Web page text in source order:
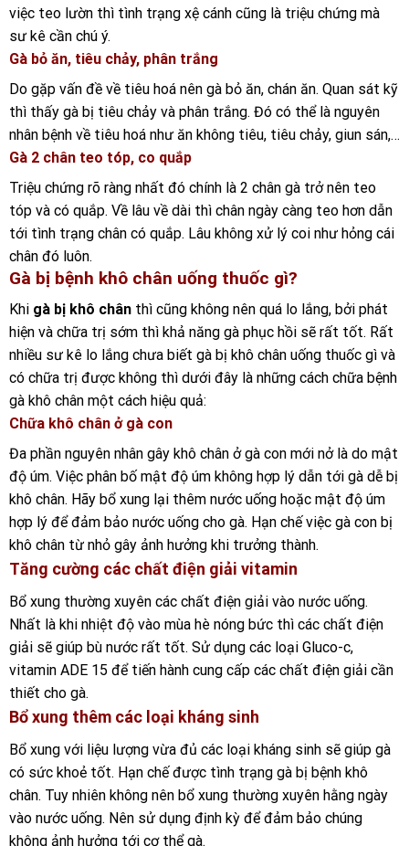
việc teo lườn thì tình trạng xệ cánh cũng là triệu chứng mà
sư kê cần chú ý.
Gà bỏ ăn, tiêu chảy, phân trắng
Do gặp vấn đề về tiêu hoá nên gà bỏ ăn, chán ăn. Quan sát kỹ
thì thấy gà bị tiêu chảy và phân trắng. Đó có thể là nguyên
nhân bệnh về tiêu hoá như ăn không tiêu, tiêu chảy, giun sán,…
Gà 2 chân teo tóp, co quắp
Triệu chứng rõ ràng nhất đó chính là 2 chân gà trở nên teo
tóp và có quắp. Về lâu về dài thì chân ngày càng teo hơn dẫn
tới tình trạng chân có quắp. Lâu không xử lý coi như hỏng cái
chân đó luôn.
Gà bị bệnh khô chân uống thuốc gì?
Khi gà bị khô chân thì cũng không nên quá lo lắng, bởi phát
hiện và chữa trị sớm thì khả năng gà phục hồi sẽ rất tốt. Rất
nhiều sư kê lo lắng chưa biết gà bị khô chân uống thuốc gì và
có chữa trị được không thì dưới đây là những cách chữa bệnh
gà khô chân một cách hiệu quả:
Chữa khô chân ở gà con
Đa phần nguyên nhân gây khô chân ở gà con mới nở là do mật
độ úm. Việc phân bố mật độ úm không hợp lý dẫn tới gà dễ bị
khô chân. Hãy bổ xung lại thêm nước uống hoặc mật độ úm
hợp lý để đảm bảo nước uống cho gà. Hạn chế việc gà con bị
khô chân từ nhỏ gây ảnh hưởng khi trưởng thành.
Tăng cường các chất điện giải vitamin
Bổ xung thường xuyên các chất điện giải vào nước uống.
Nhất là khi nhiệt độ vào mùa hè nóng bức thì các chất điện
giải sẽ giúp bù nước rất tốt. Sử dụng các loại Gluco-c,
vitamin ADE 15 để tiến hành cung cấp các chất điện giải cần
thiết cho gà.
Bổ xung thêm các loại kháng sinh
Bổ xung với liệu lượng vừa đủ các loại kháng sinh sẽ giúp gà
có sức khoẻ tốt. Hạn chế được tình trạng gà bị bệnh khô
chân. Tuy nhiên không nên bổ xung thường xuyên hằng ngày
vào nước uống. Nên sử dụng định kỳ để đảm bảo chúng
không ảnh hưởng tới cơ thể gà.